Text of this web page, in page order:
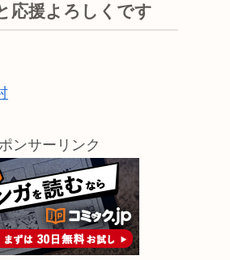
応援よろしくです
ンサーリンク